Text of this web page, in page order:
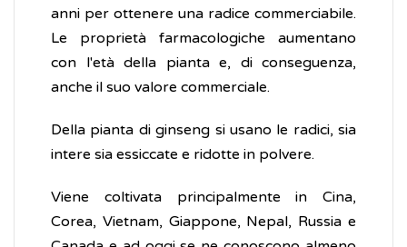
anni per ottenere una radice commerciabile.
Le proprietà farmacologiche aumentano
con l'età della pianta e, di conseguenza,
anche il suo valore commerciale.
Della pianta di ginseng si usano le radici, sia
intere sia essiccate e ridotte in polvere.
​Viene coltivata principalmente in Cina,
Corea, Vietnam, Giappone, Nepal, Russia e